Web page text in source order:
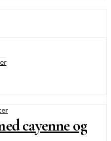
cayenne og